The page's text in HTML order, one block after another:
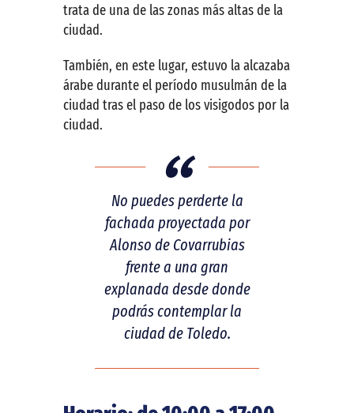
trata de una de las zonas más altas de la
ciudad.
También, en este lugar, estuvo la alcazaba
árabe durante el período musulmán de la
ciudad tras el paso de los visigodos por la
ciudad.
No puedes perderte la
fachada proyectada por
Alonso de Covarrubias
frente a una gran
explanada desde donde
podrás contemplar la
ciudad de Toledo.